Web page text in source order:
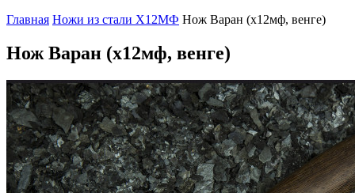
Главная Ножи из стали Х12МФ Нож Варан (х12мф, венге)
Нож Варан (х12мф, венге)